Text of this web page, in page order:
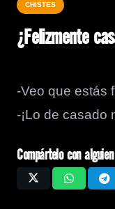
CHISTES
¿Felizmente
-Veo que estás
-¡Lo de casado
Compártelo con